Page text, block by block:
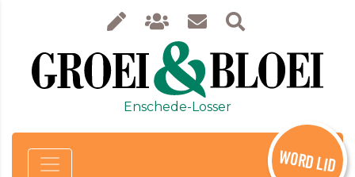
Enschede-Losser
WORD LID